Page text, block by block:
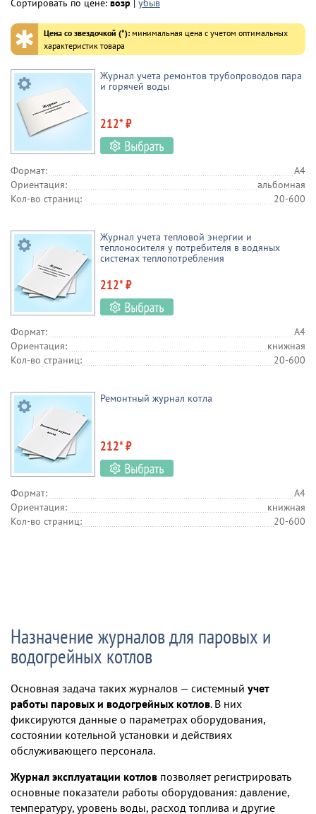
Сортировать по цене: возр | убыв
✱ Цена со звездочкой (*): минимальная цена с учетом оптимальных
характеристик товара
Журнал учета ремонтов трубопроводов пара
и горячей воды
212* ₽
Формат:
А4
Ориентация:
альбомная
Кол-во страниц:
20-600
Журнал учета тепловой энергии и
теплоносителя у потребителя в водяных
системах теплопотребления
212* ₽
Формат:
А4
Ориентация:
книжная
Кол-во страниц:
20-600
Ремонтный журнал котла
212* ₽
Формат:
А4
Ориентация:
книжная
Кол-во страниц:
20-600
Назначение журналов для паровых и
водогрейных котлов
Основная задача таких журналов — системный учет
работы паровых и водогрейных котлов. В них
фиксируются данные о параметрах оборудования,
состоянии котельной установки и действиях
обслуживающего персонала.
Журнал эксплуатации котлов позволяет регистрировать
основные показатели работы оборудования: давление,
температуру, уровень воды, расход топлива и другие